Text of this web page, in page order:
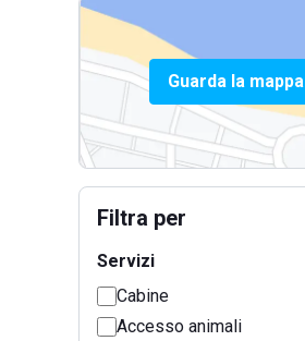
Guarda la mappa
Filtra per
Servizi
Cabine
Accesso animali